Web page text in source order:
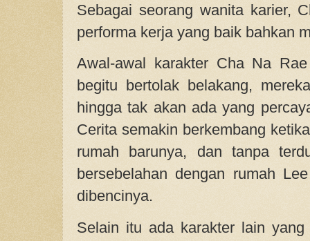
Sebagai seorang wanita karier,
performa kerja yang baik bahkan
Awal-awal karakter Cha Na
begitu bertolak belakang,
hingga tak akan ada yang
Cerita semakin berkembang
rumah barunya, dan tanpa
bersebelahan dengan rumah
dibencinya.
Selain itu ada karakter lain